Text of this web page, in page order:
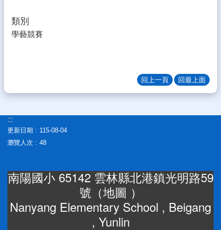
生
專
區
務
E
化
縣
數
精
類別
學藝競賽
回上一頁 回最上面
:::
更新日期
115-08-04
瀏覽人次
48
南陽國小 65142 雲林縣北港鎮光明路59
號（地圖 ）
Nanyang Elementary School , Beigang
, Yunlin